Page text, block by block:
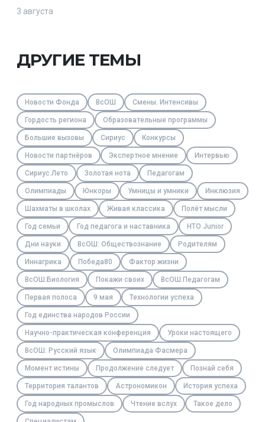
3 августа
ДРУГИЕ ТЕМЫ
Новости Фонда ВсОШ Смены. Интенсивы
Гордость региона Образовательные программы
Большие вызовы Сириус Конкурсы
Новости партнёров Экспертное мнение Интервью
Сириус.Лето Золотая нота Педагогам
Олимпиады Юнкоры Умницы и умники Инклюзия
Шахматы в школах Живая классика Полёт мысли
Год семьи Год педагога и наставника НТО Junior
Дни науки ВсОШ: Обществознание Родителям
Иннагрика Победа80 Фактор жизни
ВсОШ.Биология Покажи своих ВсОШ.Педагогам
Первая полоса 9 мая Технологии успеха
Год единства народов России
Научно-практическая конференция Уроки настоящего
ВсОШ: Русский язык Олимпиада Фасмера
Момент истины Продолжение следует Познай себя
Территория талантов Астрономикон История успеха
Год народных промыслов Чтение вслух Такое дело